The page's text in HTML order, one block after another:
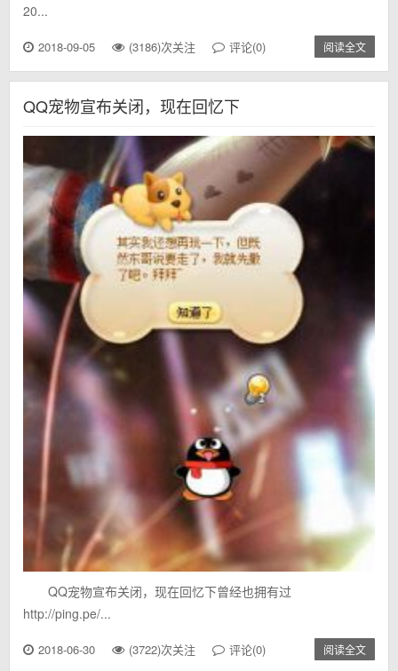
20...
2018-09-05 (3186)次关注 评论(0) 阅读全文
QQ宠物宣布关闭，现在回忆下
QQ宠物宣布关闭，现在回忆下曾经也拥有过
http://ping.pe/...
2018-06-30 (3722)次关注 评论(0) 阅读全文